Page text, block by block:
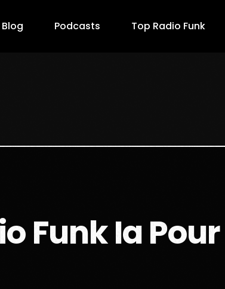
Podcasts Top Radio Funk
Funk Ia